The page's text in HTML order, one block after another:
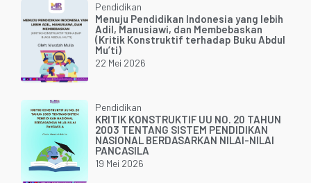
Pendidikan
Menuju Pendidikan Indonesia yang lebih
Adil, Manusiawi, dan Membebaskan
(Kritik Konstruktif terhadap Buku Abdul
Mu’ti)
22 Mei 2026
Pendidikan
KRITIK KONSTRUKTIF UU NO. 20 TAHUN
2003 TENTANG SISTEM PENDIDIKAN
NASIONAL BERDASARKAN NILAI-NILAI
PANCASILA
19 Mei 2026